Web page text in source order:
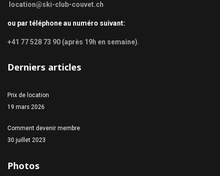
location@ski-club-couvet.ch
ou par téléphone au numéro suivant:
+41 77 528 73 90 (après 19h en semaine)
Derniers articles
Prix de location
19 mars 2026
Comment devenir membre
30 juillet 2023
Photos